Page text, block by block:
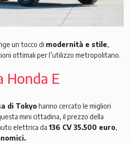
un tocco di modernità e stile,
ottimali per l’utilizzo metropolitano.
Honda E
di Tokyohanno cercato le migliori
mini cittadina, il prezzo della
elettrica da 136 CV 35.500 euro,